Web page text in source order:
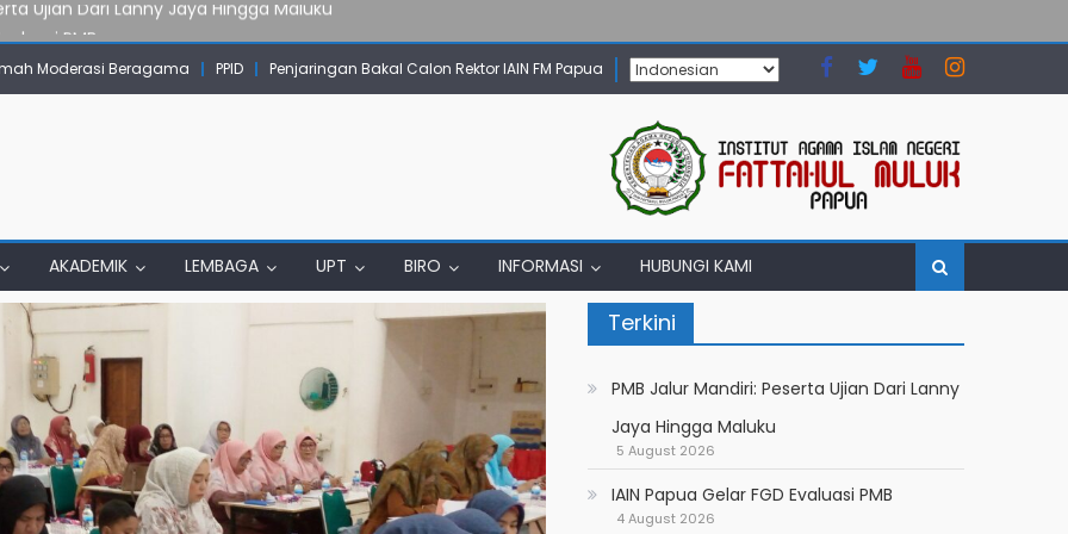
PMB
Skow Sae Kolaborasi dengan KKN UGM dan Uncen
Papua Tembus Jurnal Terindeks Google Scholar
Moderasi Beragama PPID Penjaringan Bakal Calon Rektor IAIN FM Papua
AKADEMIK LEMBAGA UPT BIRO INFORMASI HUBUNGI KAMI
Terkini
PMB Jalur Mandiri: Peserta Ujian Dari Lanny
Jaya Hingga Maluku
5 August 2026
IAIN Papua Gelar FGD Evaluasi PMB
4 August 2026